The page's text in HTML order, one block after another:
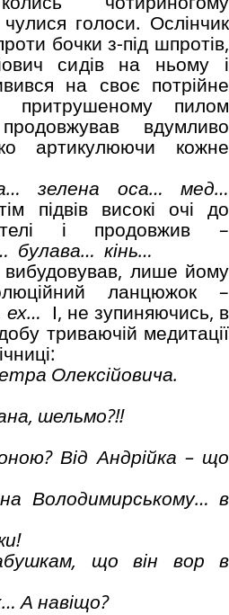
голоси. Ослінчик
бочки з-під шпротів,
сидів на ньому і
на своє потрійне
притрушеному пилом
вдумливо
артикулюючи кожне
зелена оса… мед…
підвів високі очі до
і продовжив –
булава… кінь…
лише йому
ланцюжок –
І, не зупиняючись, в
триваючій медитації
Олексійовича.
шельмо?!!
Від Андрійка – що
Володимирському… в
що він вор в
А навіщо?